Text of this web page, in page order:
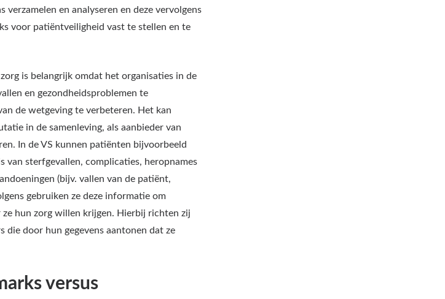
verzamelen en analyseren en deze vervolgens
voor patiëntveiligheid vast te stellen en te
is belangrijk omdat het organisaties in de
en gezondheidsproblemen te
de wetgeving te verbeteren. Het kan
in de samenleving, als aanbieder van
In de VS kunnen patiënten bijvoorbeeld
van sterfgevallen, complicaties, heropnames
(bijv. vallen van de patiënt,
gebruiken ze deze informatie om
ze hun zorg willen krijgen. Hierbij richten zij
die door hun gegevens aantonen dat ze
versus